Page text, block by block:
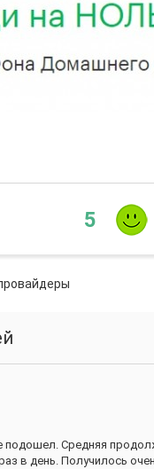
5
подошел. Средняя
в день. Получилось